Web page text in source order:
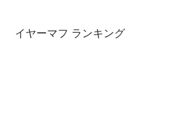
イヤーマフ ランキング